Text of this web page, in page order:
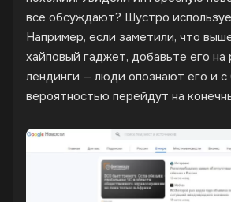
все обсуждают? Шустро
Например, если заметили, что
хайповый гаджет, добавьте его на
лендинги — люди опознают его и с
вероятностью перейдут на